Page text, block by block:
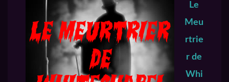
Le
Meu
rtrie
r de
Whi